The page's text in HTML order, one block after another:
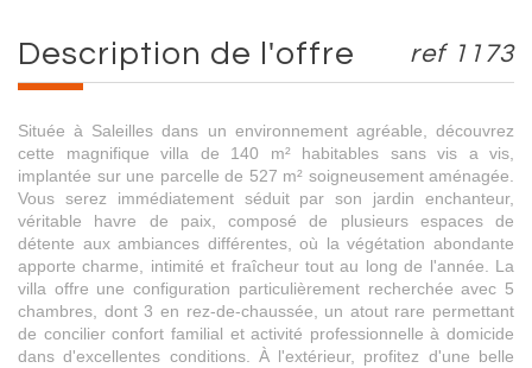
description de l'offre ref 1173
Située à Saleilles dans un environnement agréable, découvrez
cette magnifique villa de 140 m² habitables sans vis a vis,
implantée sur une parcelle de 527 m² soigneusement aménagée.
Vous serez immédiatement séduit par son jardin enchanteur,
véritable havre de paix, composé de plusieurs espaces de
détente aux ambiances différentes, où la végétation abondante
apporte charme, intimité et fraîcheur tout au long de l'année. La
villa offre une configuration particulièrement recherchée avec 5
chambres, dont 3 en rez-de-chaussée, un atout rare permettant
de concilier confort familial et activité professionnelle à domicide
dans d'excellentes conditions. À l'extérieur, profitez d'une belle